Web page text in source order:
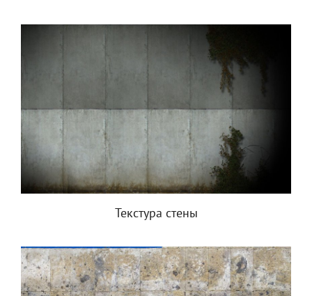
Текстура стены